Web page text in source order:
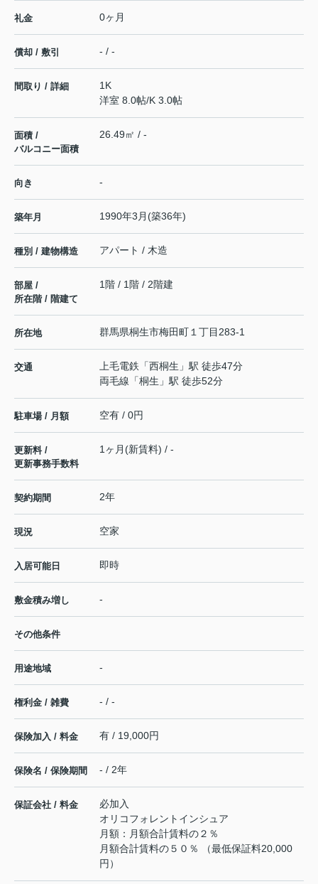
礼金 0ヶ月
償却 / 敷引 - / -
間取り / 詳細
1K
洋室 8.0帖/K 3.0帖
面積 /
バルコニー面積
26.49㎡ / -
向き -
築年月 1990年3月(築36年)
種別 / 建物構造 アパート / 木造
部屋 /
所在階 / 階建て
1階 / 1階 / 2階建
所在地 群馬県桐生市梅田町 １丁目283-1
交通 上毛電鉄 「西桐生 」駅 徒歩47分
両毛線 「桐生 」駅 徒歩52分
駐車場 / 月額 空有 / 0円
更新料 /
更新事務手数料
1ヶ月(新賃料) / -
契約期間 2年
現況 空家
入居可能日 即時
敷金積み増し -
その他条件
用途地域 -
権利金 / 雑費 - / -
保険加入 / 料金 有 / 19,000円
保険名 / 保険期間 - / 2年
保証会社 / 料金
必加入
オリコフォレントインシュア
月額：月額合計賃料の２％
月額合計賃料の５０％ （最低保証料20,000
円）